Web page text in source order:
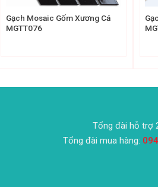
Gạch Mosaic Gốm Xương Cá
MGTT076
Tổng đài hỗ trợ
Tổng đài mua hàng: